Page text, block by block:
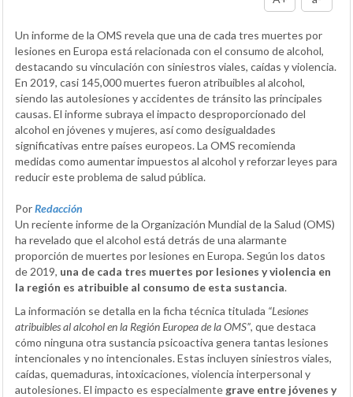
Un informe de la OMS revela que una de cada tres muertes por
lesiones en Europa está relacionada con el consumo de alcohol,
destacando su vinculación con siniestros viales, caídas y violencia.
En 2019, casi 145,000 muertes fueron atribuibles al alcohol,
siendo las autolesiones y accidentes de tránsito las principales
causas. El informe subraya el impacto desproporcionado del
alcohol en jóvenes y mujeres, así como desigualdades
significativas entre países europeos. La OMS recomienda
medidas como aumentar impuestos al alcohol y reforzar leyes para
reducir este problema de salud pública.
PorRedacción
Un reciente informe de la Organización Mundial de la Salud (OMS)
ha revelado que el alcohol está detrás de una alarmante
proporción de muertes por lesiones en Europa. Según los datos
de 2019, una de cada tres muertes por lesiones y violencia en
la región es atribuible al consumo de esta sustancia.
La información se detalla en la ficha técnica titulada “Lesiones
atribuibles al alcohol en la Región Europea de la OMS”, que destaca
cómo ninguna otra sustancia psicoactiva genera tantas lesiones
intencionales y no intencionales. Estas incluyen siniestros viales,
caídas, quemaduras, intoxicaciones, violencia interpersonal y
autolesiones. El impacto es especialmente grave entre jóvenes y